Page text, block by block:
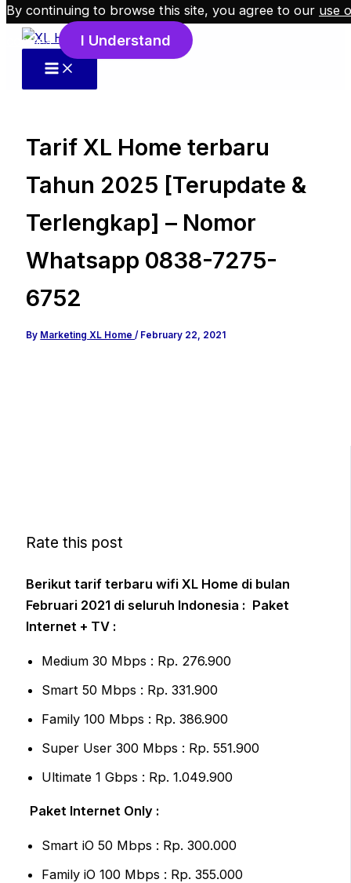
Skip to content
Tarif XL Home terbaru
Tahun 2025 [Terupdate &
Terlengkap] – Nomor
Whatsapp 0838-7275-
6752
By Marketing XL Home/ February 22, 2021
Rate this post
Berikut tarif terbaru wifi XL Home di bulan
Februari 2021 di seluruh Indonesia : Paket
Internet + TV :
Medium 30 Mbps : Rp. 276.900
Smart 50 Mbps : Rp. 331.900
Family 100 Mbps : Rp. 386.900
Super User 300 Mbps : Rp. 551.900
Ultimate 1 Gbps : Rp. 1.049.900
Paket Internet Only :
Smart iO 50 Mbps : Rp. 300.000
Family iO 100 Mbps : Rp. 355.000
By continuing to browse this site, you agree to our use
cookies. I Understand